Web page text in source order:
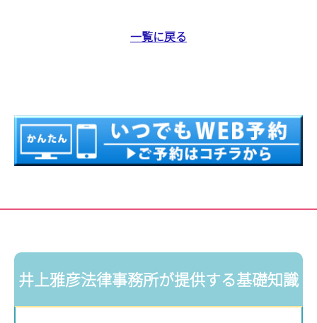
一覧に戻る
井上雅彦法律事務所が提供する基礎知識